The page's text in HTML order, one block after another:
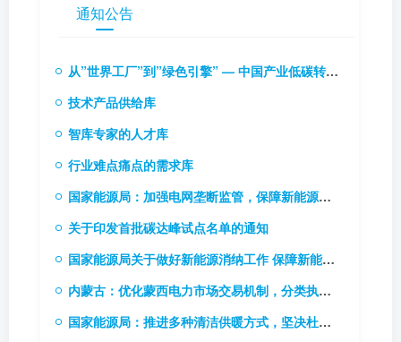
通知公告
从”世界工厂”到”绿色引擎” — 中国产业低碳转型的实践逻辑与投资启示
技术产品供给库
智库专家的人才库
行业难点痛点的需求库
国家能源局：加强电网垄断监管，保障新能源和新型主体接入电网
关于印发首批碳达峰试点名单的通知
国家能源局关于做好新能源消纳工作 保障新能源高质量发展的通知
内蒙古：优化蒙西电力市场交易机制，分类执行新能源风险防范机制
国家能源局：推进多种清洁供暖方式，坚决杜绝“一刀切”